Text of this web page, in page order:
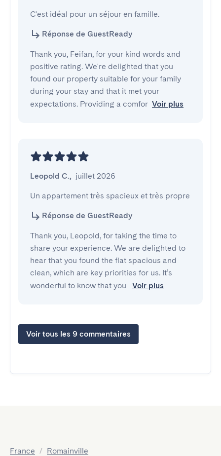
C'est idéal pour un séjour en famille.
Réponse de GuestReady
Thank you, Feifan, for your kind words and
positive rating. We're delighted that you
found our property suitable for your family
during your stay and that it met your
expectations. Providing a comfor Voir plus
Leopold C., juillet 2026
Un appartement très spacieux et très propre
Réponse de GuestReady
Thank you, Leopold, for taking the time to
share your experience. We are delighted to
hear that you found the flat spacious and
clean, which are key priorities for us. It’s
wonderful to know that you
Voir plus
Voir tous les 9 commentaires
France / Romainville